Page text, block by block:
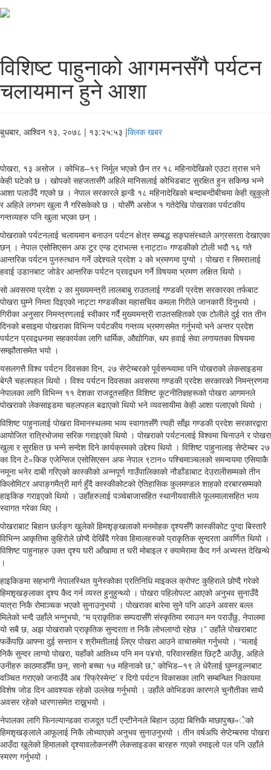
विशिष्ट पाहुनाको आगमनसँगै पर्यटन
चलायमान हुने आशा
बुधबार, आश्विन १३, २०७८ | १३:२५:५३ |क्लिक खबर
पोखरा, १३ असोज । कोभिड–१९ निर्मूल भएको छैन तर १८ महिनादेखिको एउटा त्रास भने
केही घटेको छ । खोपको सहजतासँगै अहिले मानिसलाई कोभिडबाट सुरक्षित हुन सकिन्छ भन्ने
आशा पलाउँदै गएको छ । नेपाल सरकारले झन्डै १८ महिनादेखिको बन्दाबन्दीबीचमा केही खुकुलो
र अहिले लगभग खुला नै गरिसकेको छ । योसँगै असोज १ गतेदेखि पोखराका पर्यटकीय
गन्तव्यहरु पनि खुला भएका छन् ।
पोखराको पर्यटनलाई चलायमान बनाउन पर्यटन क्षेत्र सम्बद्ध सङ्घसंस्थाले अग्रसरता देखाएका
छन् । नेपाल एसोसिएसन अफ टुर एन्ड ट्राभल्स ९नाट्टा० गण्डकीको टोली भदौ १६ गते
आन्तरिक पर्यटन पुनरुत्थान गर्ने उद्देश्यले प्रदेश २ को भ्रमणमा पुग्यो । पोखरा र सिमरालाई
हवाई उडानबाट जोडेर आन्तरिक पर्यटन प्रवद्र्धन गर्ने विषयमा भ्रमण लक्षित थियो ।
सो अवसरमा प्रदेश २ का मुख्यमन्त्री लालबाबु राउतलाई गण्डकी प्रदेश सरकारका तर्फबाट
पोखरा घुम्ने निम्ता दिइएको नाट्टा गण्डकीका महासचिव कमला गिरीले जानकारी दिनुभयो ।
गिरीका अनुसार निमन्त्रणलाई स्वीकार गर्दै मुख्यमन्त्री राउतसहितको एक टोलीले दुई रात तीन
दिनको बसाइमा पोखराका विभिन्न पर्यटकीय गन्तव्य भ्रमणसमेत गर्नुभयो भने अन्तर प्रदेश
पर्यटन प्रवद्र्धनमा सहकार्यका लागि धार्मिक, औद्योगिक, थप हवाई सेवा लगायतका विषयमा
सम्झौतासमेत भयो ।
यसलगत्तै विश्व पर्यटन दिवसका दिन, २७ सेप्टेम्बरको पूर्वसन्ध्यामा पनि पोखराको लेकसाइडमा
बेग्लै चहलपहल थियो । विश्व पर्यटन दिवसका अवसरमा गण्डकी प्रदेश सरकारको निमन्त्रणमा
नेपालका लागि विभिन्न ११ देशका राजदूतसहित विशिष्ट कूटनीतिज्ञहरूको पोखरा आगमनले
पोखराको लेकसाइडमा चहलपहल बढाएको थियो भने व्यवसायीमा केही आशा पलाएको थियो ।
विशिष्ट पाहुनालाई पोखरा विमानस्थलमा भव्य स्वागतसँगै त्यही साँझ गण्डकी प्रदेश सरकारद्वारा
आयोजित रात्रिभोजमा सरिक गराइएको थियो । पोखराको पर्यटनलाई विश्वमा चिनाउने र पोखरा
खुला र सुरक्षित छ भन्ने सन्देश दिने कार्यक्रमको उद्देश्य थियो । विशिष्ट पाहुनालाइ सेप्टेम्बर २७
का दिन टे«किङ एजेन्सिज एसोसिएसन अफ नेपाल ९टान० पश्चिमाञ्चलको समन्वयमा एसियाकै
नमूना भनेर दाबी गरिएको कास्कीको अन्नपूर्ण गाउँपालिकाको नौडाँडाबाट देउरालीसम्मको तीन
किलोमिटर अपाङ्गमैत्री मार्ग हुँदै कास्कीकोटको ऐतिहासिक कुलमण्डल शाहको दरबारसम्मको
हाइकिङ गराइएको थियो । उहाँहरुलाई पञ्चेबाजासहित स्थानीयवासीले फूलमालासहित भव्य
स्वागत गरेका थिए ।
पोखराबाट बिहान छर्लङ्ग खुलेको हिमशृङ्खलाको मनमोहक दृश्यसँगै कास्कीकोट पुग्दा बिस्तारै
विभिन्न आकृतिमा कुहिरोले छोप्दै देखिँदै गरेका हिमालहरुको प्राकृतिक सुन्दरता अवर्णित थियो ।
विशिष्ट पाहुनाहरु उक्त दृश्य घरी आँखामा त घरी मोबाइल र क्यामेरामा कैद गर्न अभ्यस्त देखिन्थे
।
हाइकिङमा सहभागी नेपालस्थित युनेस्कोका प्रतिनिधि माइकल क्रोफ्ट कुहिराले छोप्दै गरेको
हिमशृखङ्लाका दृश्य कैद गर्न व्यस्त हुनुहुन्थ्यो । पोखरा पहिलोपल्ट आएको अनुभव सुनाउँदै
यात्रा निकै रोमाञ्चक भएको सुनाउनुभयो । पोखराका बारेमा सुने पनि आउने अवसर बल्ल
मिलेको भन्दै उहाँले भन्नुभयो, “म प्राकृतिक सम्पदासँगै संस्कृतिमा रमाउन मन पराउँछु, नेपालमा
यो सबै छ, अझ पोखराको प्राकृतिक सुन्दरता त निकै लोभलाग्दो रहेछ ।” उहाँले पोखराबाट
फर्केपछि आफ्ना दुई सन्तान र श्रीमतीलाई लिएर पोखरा आउने वाचासमेत गर्नुभयो । “मलाई
निकै सुन्दर लाग्यो पोखरा, यहाँको आतिथ्य पनि मन प¥यो, परिवारसहित छिट्टैै आउँछु, अहिले
उनीहरु काठमाडौँमा छन्, सानो बच्चा १७ महिनाको छ,” कोभिड–१९ ले धेरैलाई घुम्नडुल्नबाट
वञ्चित गराएको जनाउँदै अब ‘रिफ्रेस्मेन्ट’ र दिगो पर्यटन विकासका लागि सम्बन्धित निकायमा
विशेष जोड दिन आवश्यक रहेको उल्लेख गर्नुभयो । उहाँले कोभिडका कारणले चुनौतीका साथै
अवसर रहेको धारणासमेत राख्नुभयो ।
नेपालका लागि फिनल्यान्डका राजदूत पर्टी एन्टीनेनले बिहान उठ्दा बित्तिकै माछापुच्छ«ेको
हिमशृखङ्लाले आफूलाई निकै लोभ्याएको अनुभव सुनाउनुभयो । तीन वर्षअघि सेप्टेम्बरमा पोखरा
आउँदा खुलेको हिमालको दृश्यावलोकनसँगै लेकसाइडका बारहरु गएको रमाइलो पल पनि उहाँले
स्मरण गर्नुभयो ।